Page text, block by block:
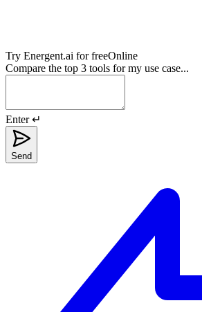
Try Energent.ai for freeOnline
Compare the top 3 tools for my use case...
Enter ↵
Send